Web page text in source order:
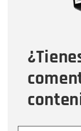
Tipo de
Mensaje